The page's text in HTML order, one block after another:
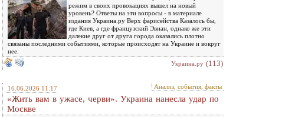
режим в своих провокациях вышел на новый
уровень? Ответы на эти вопросы - в материале
издания Украина.ру Верх фарисейства Казалось бы,
где Киев, а где французский Эвиан, однако же эти
далекие друг от друга города оказались плотно
связаны последними событиями, которые происходят на Украине и вокруг
нее.
Украина.ру (113)
16.06.2026 11:17 Анализ, события, факты
«Жить вам в ужасе, черви». Украина нанесла удар по
Москве